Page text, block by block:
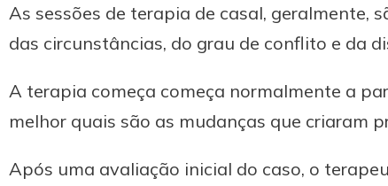
As sessões de terapia de casal, geralmente,
das circunstâncias, do grau de conflito e da
A terapia começa começa normalmente a
melhor quais são as mudanças que criaram
Após uma avaliação inicial do caso, o